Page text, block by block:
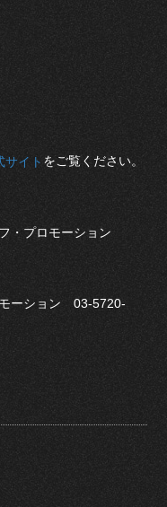
サイト をご覧ください。
・プロモーション
ーション 03-5720-